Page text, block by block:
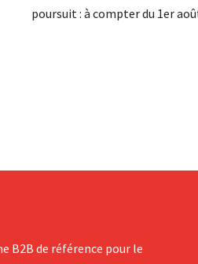
poursuit : à compter du 1er
B2B de référence pour le